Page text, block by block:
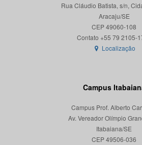
Rua Cláudio Batista, s/n,
Aracaju/SE
CEP 49060-108
Localização
Campus
Campus Prof. Alberto
Av. Vereador Olímpio
Itabaiana/SE
CEP 49506-036